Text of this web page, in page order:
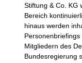
Stiftung & Co. KG
Bereich
hinaus werden
Mitgliedern des
Bundesregierung